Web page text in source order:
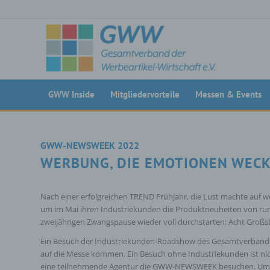
GWW Inside Mitgliedervorteile Messen & Events
GWW-NEWSWEEK 2022
WERBUNG, DIE EMOTIONEN
Nach einer erfolgreichen TREND Frühjahr, die Lust machte auf
um im Mai ihren Industriekunden die Produktneuheiten von
zweijährigen Zwangspause wieder voll durchstarten: Acht
Ein Besuch der Industriekunden-Roadshow des
auf die Messe kommen. Ein Besuch ohne Industriekunden ist
eine teilnehmende Agentur die GWW-NEWSWEEK besuchen.